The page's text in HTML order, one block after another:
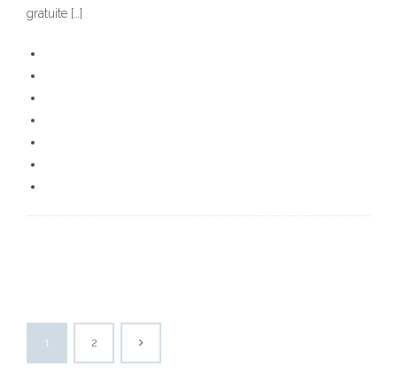
gratuite […]
1 2